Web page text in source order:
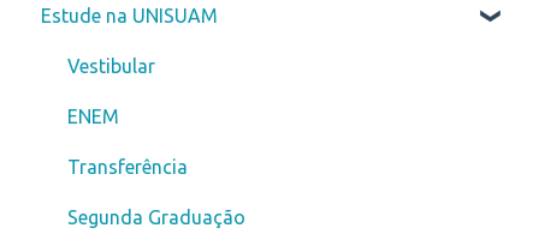
Estude na UNISUAM
Vestibular
ENEM
Transferência
Segunda Graduação